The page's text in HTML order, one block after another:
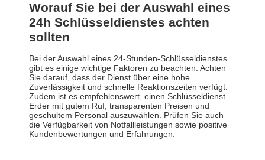
Worauf Sie bei der Auswahl eines
24h Schlüsseldienstes achten
sollten
Bei der Auswahl eines 24-Stunden-Schlüsseldienstes
gibt es einige wichtige Faktoren zu beachten. Achten
Sie darauf, dass der Dienst über eine hohe
Zuverlässigkeit und schnelle Reaktionszeiten verfügt.
Zudem ist es empfehlenswert, einen Schlüsseldienst
Erder mit gutem Ruf, transparenten Preisen und
geschultem Personal auszuwählen. Prüfen Sie auch
die Verfügbarkeit von Notfallleistungen sowie positive
Kundenbewertungen und Erfahrungen.